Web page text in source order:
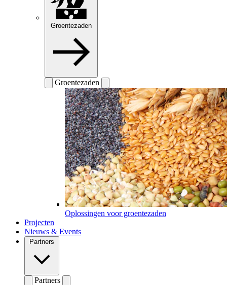
Groentezaden
Groentezaden
Oplossingen voor groentezaden
Projecten
Nieuws & Events
Partners
Partners